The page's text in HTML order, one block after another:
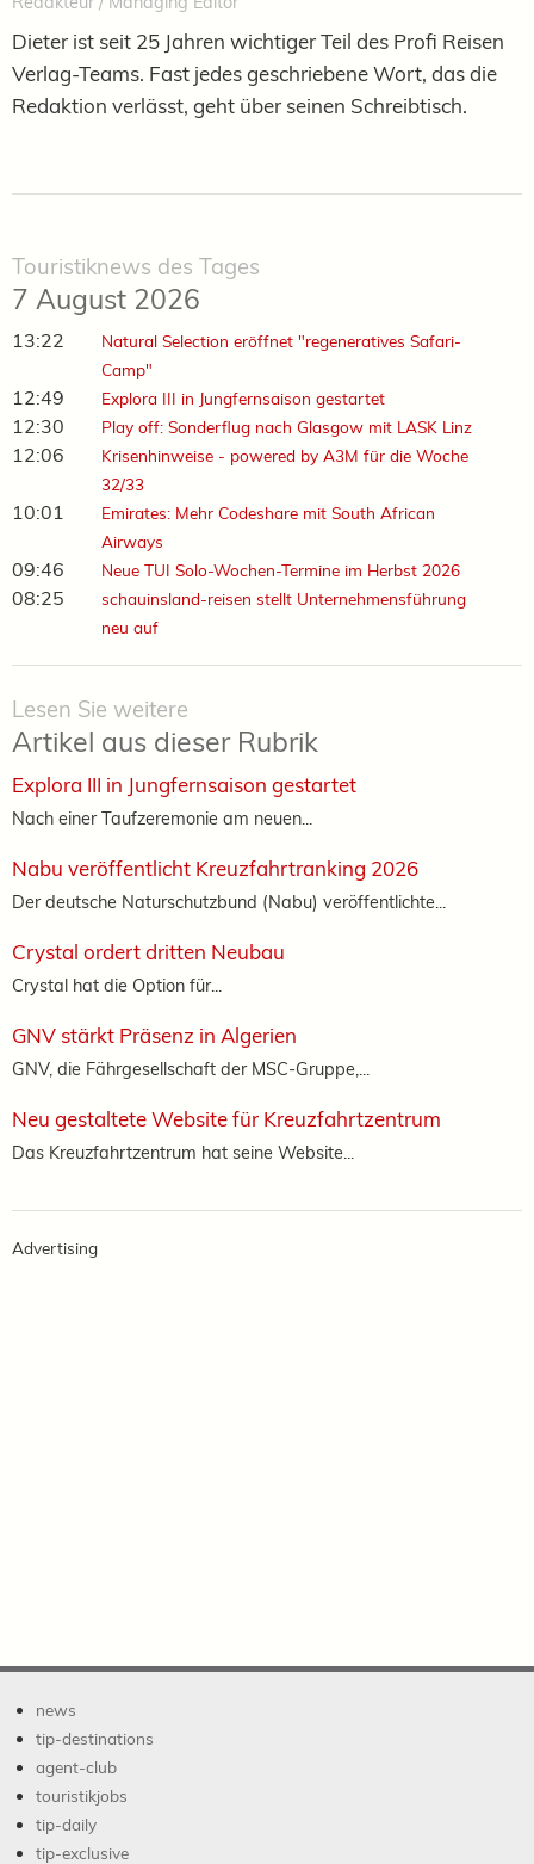
Dieter ist seit 25 Jahren wichtiger Teil des Profi Reisen
Verlag-Teams. Fast jedes geschriebene Wort, das die
Redaktion verlässt, geht über seinen Schreibtisch.
Touristiknews des Tages
7 August 2026
13:22
Natural Selection eröffnet "regeneratives Safari-
Camp"
12:49 Explora III in Jungfernsaison gestartet
12:30 Play off: Sonderflug nach Glasgow mit LASK Linz
12:06
Krisenhinweise - powered by A3M für die Woche
32/33
10:01
Emirates: Mehr Codeshare mit South African
Airways
09:46 Neue TUI Solo-Wochen-Termine im Herbst 2026
08:25
schauinsland-reisen stellt Unternehmensführung
neu auf
Lesen Sie weitere
Artikel aus dieser Rubrik
Explora III in Jungfernsaison gestartet
Nach einer Taufzeremonie am neuen...
Nabu veröffentlicht Kreuzfahrtranking 2026
Der deutsche Naturschutzbund (Nabu) veröffentlichte...
Crystal ordert dritten Neubau
Crystal hat die Option für...
GNV stärkt Präsenz in Algerien
GNV, die Fährgesellschaft der MSC-Gruppe,...
Neu gestaltete Website für Kreuzfahrtzentrum
Das Kreuzfahrtzentrum hat seine Website...
Advertising
news
tip-destinations
agent-club
touristikjobs
tip-daily
tip-exclusive